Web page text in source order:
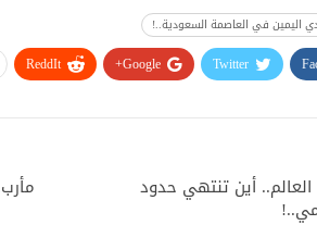
الجنوبية والشرقية لليمن.
الذي استغلته دول العدوان كأداة
التي أعلن عنها في الرياض خلال الايام
برئاسة جو بايدن، تواجه اليوم، العديد
والذي انعكس بشكل واضح على أوضاع
اليمين في العاصمة السعودية..!
Twitter
Google+
ReddIt
أين تنتهي حدود